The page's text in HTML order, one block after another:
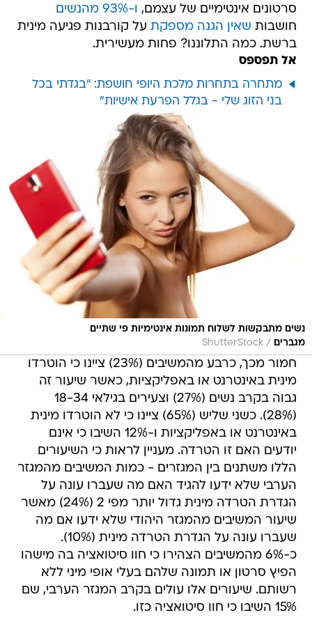
סרטונים אינטימיים של עצמם, ו-93% מהנשים
חושבות שאין הגנה מספקת על קורבנות פגיעה מינית
ברשת. כמה התלוננו? פחות מעשירית.
אל תפספס
מתחרה בתחרות מלכת היופי חושפת: "בגדתי בכל
בני הזוג שלי - בגלל הפרעת אישיות"
נשים מתבקשות לשלוח תמונות אינטימיות פי שתיים
מגברים
/
ShutterStock
חמור מכך, כרבע מהמשיבים (23%) ציינו כי הוטרדו
מינית באינטרנט או באפליקציות, כאשר שיעור זה
גבוה בקרב נשים (27%) וצעירים בגילאי 18-34
(28%). כשני שליש (65%) ציינו כי לא הוטרדו מינית
באינטרנט או באפליקציות ו-12% השיבו כי אינם
יודעים האם זו הטרדה. מעניין לראות כי השיעורים
הללו משתנים בין המגזרים - כמות המשיבים מהמגזר
הערבי שלא ידעו להגיד האם מה שעברו עונה על
הגדרת הטרדה מינית גדול יותר מפי 2 (24%) מאשר
שיעור המשיבים מהמגזר היהודי שלא ידעו אם מה
שעברו עונה על הגדרת הטרדה מינית (10%).
כ-6% מהמשיבים הצהירו כי חוו סיטואציה בה מישהו
הפיץ סרטון או תמונה שלהם בעלי אופי מיני ללא
רשותם. שיעורים אלו עולים בקרב המגזר הערבי, שם
15% השיבו כי חוו סיטואציה כזו.